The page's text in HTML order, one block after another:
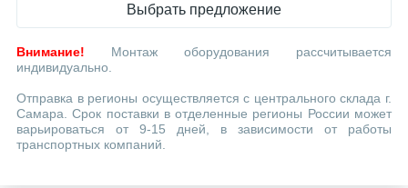
Выбрать предложение
Внимание! Монтаж оборудования рассчитывается
индивидуально.
Отправка в регионы осуществляется с центрального склада г.
Самара. Срок поставки в отделенные регионы России может
варьироваться от 9-15 дней, в зависимости от работы
транспортных компаний.